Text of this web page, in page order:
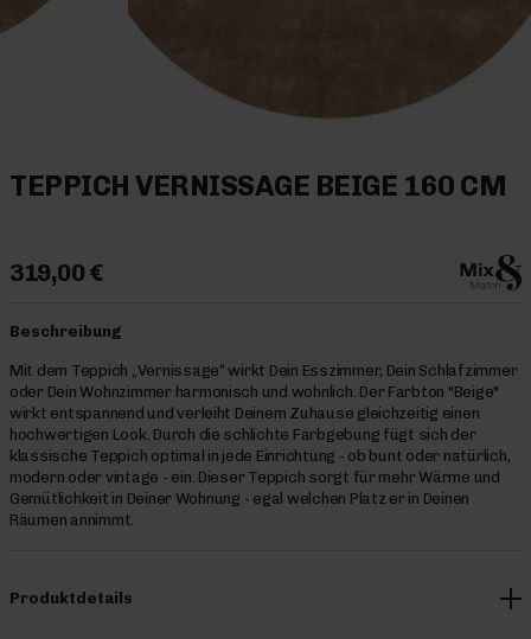
TEPPICH VERNISSAGE BEIGE 160 CM
319,00 €
Beschreibung
Mit dem Teppich „Vernissage“ wirkt Dein Esszimmer, Dein Schlafzimmer
oder Dein Wohnzimmer harmonisch und wohnlich. Der Farbton "Beige"
wirkt entspannend und verleiht Deinem Zuhause gleichzeitig einen
hochwertigen Look. Durch die schlichte Farbgebung fügt sich der
klassische Teppich optimal in jede Einrichtung - ob bunt oder natürlich,
modern oder vintage - ein. Dieser Teppich sorgt für mehr Wärme und
Gemütlichkeit in Deiner Wohnung - egal welchen Platz er in Deinen
Räumen annimmt.
Produktdetails